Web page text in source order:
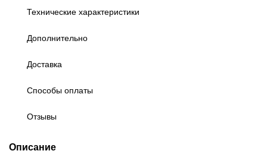
Технические характеристики
Дополнительно
Доставка
Способы оплаты
Отзывы
Описание